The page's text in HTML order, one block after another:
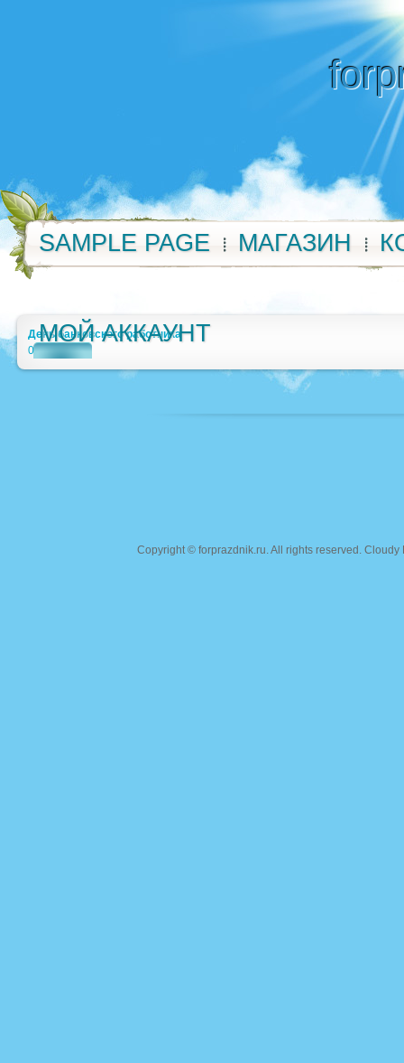
SAMPLE PAGE МАГАЗИН
МОЙ АККАУНТ
День банковского работника
0
Copyright © forprazdnik.ru. All rights reserved.